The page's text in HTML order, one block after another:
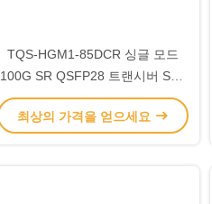
TQS-HGM1-85DCR 싱글 모드
100G SR QSFP28 트랜시버 SFP
모듈 850nm 파장
최상의 가격을 얻으세요